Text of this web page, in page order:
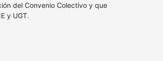
del Convenio Colectivo y que
y UGT.